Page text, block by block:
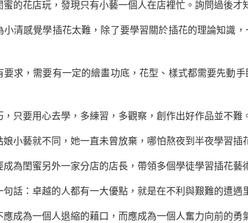
花店玩，發現只有小藝一個人在店裡忙。詢問過後才
感覺學插花太難，除了要學習關於插花的理論知識，
，需要有一定的繪畫功底，花型、樣式都需要先動手
要用心去學，多練習，多觀察，創作出好作品並不難
藝就不同，她一直未曾放棄，哪怕熬夜到半夜學習插
閨蜜另外一家分店的店長，帶領多個學徒學習插花藝
句話：卓越的人都有一大優點，就是在不利與艱難的遭遇
為一個人退縮的藉口，而應成為一個人奮力向前的勇